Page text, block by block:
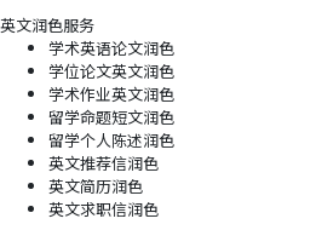
英文润色服务
学术英语论文润色
学位论文英文润色
学术作业英文润色
留学命题短文润色
留学个人陈述润色
英文推荐信润色
英文简历润色
英文求职信润色